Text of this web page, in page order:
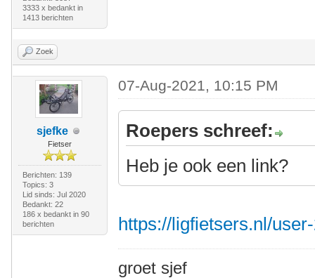
3333 x bedankt in
1413 berichten
Zoek
sjefke
Fietser
Berichten: 139
Topics: 3
Lid sinds: Jul 2020
Bedankt: 22
186 x bedankt in 90
berichten
07-Aug-2021, 10:15 PM
Roepers schreef:
Heb je ook een link?
https://ligfietsers.nl/
groet sjef